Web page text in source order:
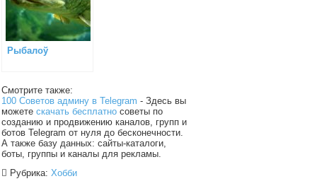
Рыбалоў
Смотрите также:
100 Советов админу в Telegram - Здесь вы
можетескачать бесплатно советы по
созданию и продвижению каналов, групп и
ботов Telegram от нуля до бесконечности.
А также базу данных: сайты-каталоги,
боты, группы и каналы для рекламы.
Рубрика:Хобби